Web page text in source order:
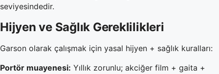
seviyesindedir.
Hijyen ve Sağlık Gereklilikleri
Garson olarak çalışmak için yasal hijyen + sağlık kuralları:
Portör muayenesi: Yıllık zorunlu; akciğer film + gaita +